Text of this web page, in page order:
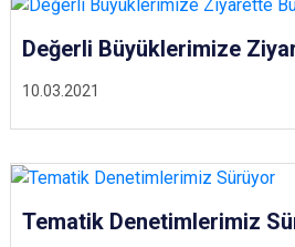
10.03.2021
Değerli Büyüklerimize
Tematik Denetimlerimiz